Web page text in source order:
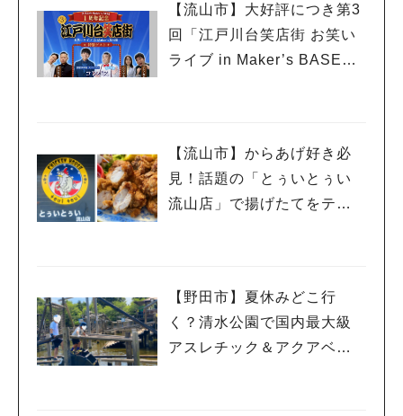
【流山市】大好評につき第3
回「江戸川台笑店街 お笑い
ライブ in Maker’s BASE」
【流山市】からあげ好き必
見！話題の「とぅいとぅい
流山店」で揚げたてをテイ
【野田市】夏休みどこ行
く？清水公園で国内最大級
アスレチック＆アクアベン